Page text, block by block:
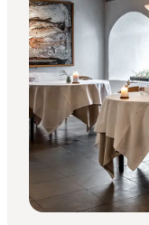
Events
Erlebnisse
Essen
Unterkünfte
Nützliches